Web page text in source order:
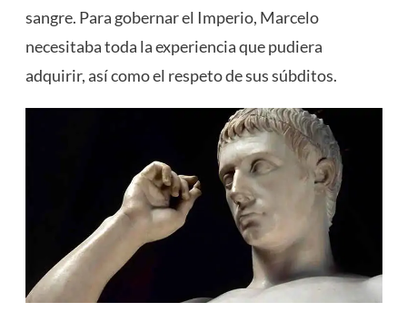
sangre. Para gobernar el Imperio, Marcelo
necesitaba toda la experiencia que pudiera
adquirir, así como el respeto de sus súbditos.